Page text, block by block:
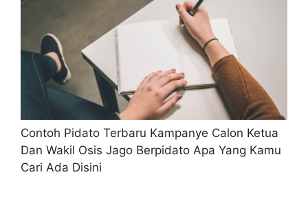
Contoh Pidato Terbaru Kampanye Calon Ketua
Dan Wakil Osis Jago Berpidato Apa Yang Kamu
Cari Ada Disini